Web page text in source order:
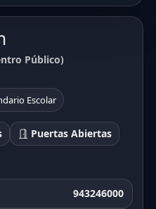
Público)
Escolar
Puertas Abiertas
943246000